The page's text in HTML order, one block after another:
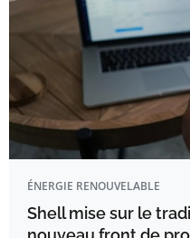
ÉNERGIE RENOUVELABLE
Shell mise sur le